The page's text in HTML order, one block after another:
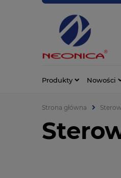
Produkty Nowości
Strona główna